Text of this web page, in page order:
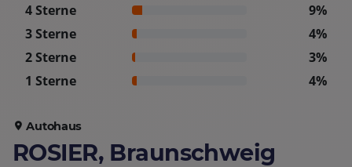
4 Sterne
9%
3 Sterne
4%
2 Sterne
3%
1 Sterne
4%
Autohaus
ROSIER, Braunschweig